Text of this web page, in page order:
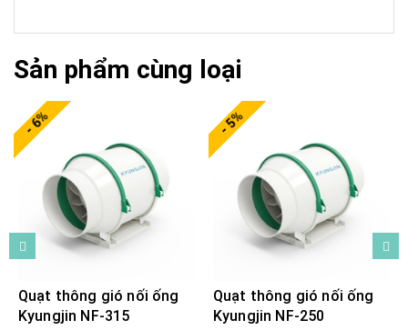
Sản phẩm cùng loại
- 6%
Quạt thông gió nối ống
Kyungjin NF-315
- 5%
Quạt thông gió nối ống
Kyungjin NF-250